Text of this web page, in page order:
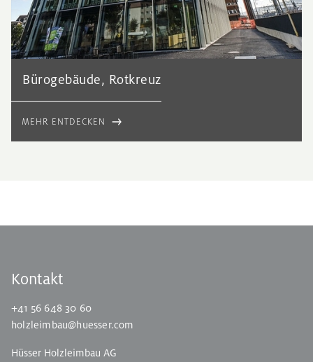
Bürogebäude, Rotkreuz
MEHR ENTDECKEN
Kontakt
+41 56 648 30 60
holzleimbau@huesser.com
Hüsser Holzleimbau AG